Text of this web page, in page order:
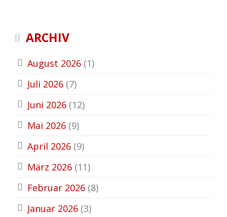
ARCHIV
August 2026 (1)
Juli 2026 (7)
Juni 2026 (12)
Mai 2026 (9)
April 2026 (9)
März 2026 (11)
Februar 2026 (8)
Januar 2026 (3)